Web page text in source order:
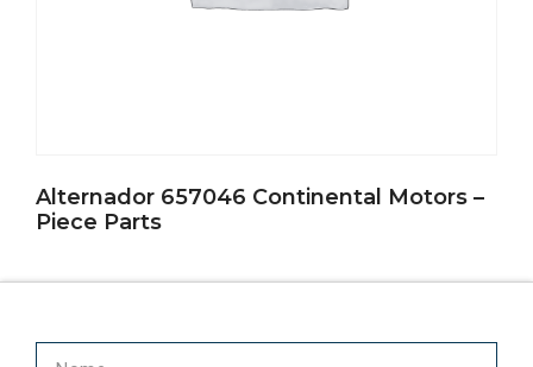
Alternador 657046 Continental Motors –
Piece Parts